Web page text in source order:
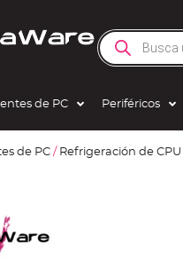
de PC Periféricos
de PC / Refrigeración de CPU